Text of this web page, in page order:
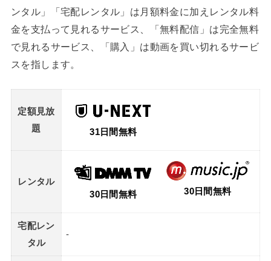
ンタル」「宅配レンタル」は月額料金に加えレンタル料
金を支払って見れるサービス、「無料配信」は完全無料
で見れるサービス、「購入」は動画を買い切れるサービ
スを指します。
定額見放
題
31日間無料
レンタル
30日間無料
30日間無料
宅配レン
タル
-